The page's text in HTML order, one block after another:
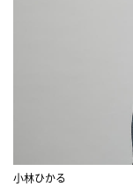
小林ひかる